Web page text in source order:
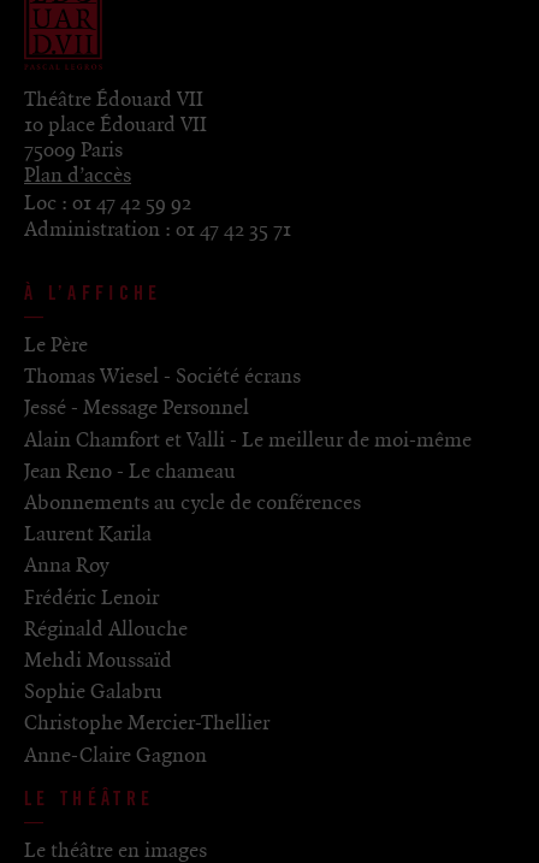
Théâtre Édouard VII
10 place Édouard VII
75009 Paris
Plan d’accès
Loc : 01 47 42 59 92
Administration : 01 47 42 35 71
À L’AFFICHE
Le Père
Thomas Wiesel - Société écrans
Jessé - Message Personnel
Alain Chamfort et Valli - Le meilleur de moi-même
Jean Reno - Le chameau
Abonnements au cycle de conférences
Laurent Karila
Anna Roy
Frédéric Lenoir
Réginald Allouche
Mehdi Moussaïd
Sophie Galabru
Christophe Mercier-Thellier
Anne-Claire Gagnon
LE THÉÂTRE
Le théâtre en images